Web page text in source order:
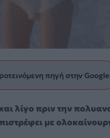
πηγή στην Google
λίγο πριν την
με